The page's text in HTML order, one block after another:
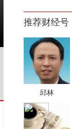
推荐财经号
邱林